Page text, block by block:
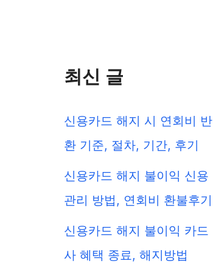
최신 글
신용카드 해지 시 연회비 반
환 기준, 절차, 기간, 후기
신용카드 해지 불이익 신용
관리 방법, 연회비 환불후기
신용카드 해지 불이익 카드
사 혜택 종료, 해지방법